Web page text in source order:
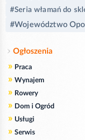
#Seria włamań do
#Województwo
Ogłoszenia
» Praca
» Wynajem
» Rowery
» Dom i Ogród
» Usługi
» Serwis